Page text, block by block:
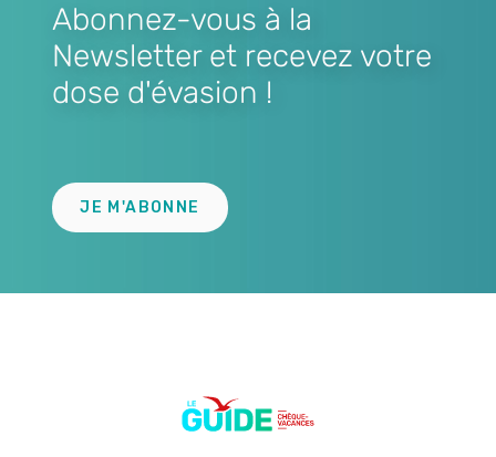
Abonnez-vous à la
Newsletter et recevez votre
dose d'évasion !
JE M'ABONNE